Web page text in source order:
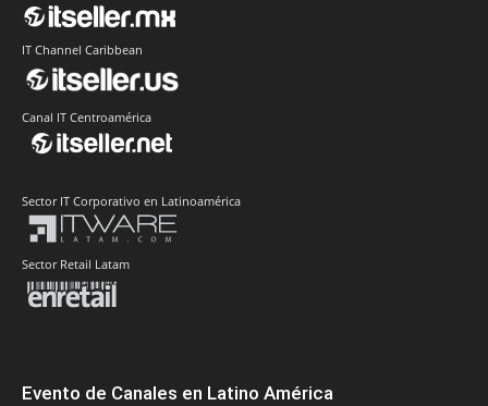
IT Channel Caribbean
Canal IT Centroamérica
Sector IT Corporativo en Latinoamérica
Sector Retail Latam
Evento de Canales en Latino América